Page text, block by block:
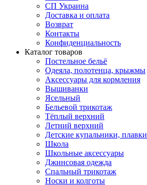
СП Украина
Доставка и оплата
Возврат
Контакты
Конфиденциальность
Каталог товаров
Постельное бельё
Одеяла, полотенца, крыжмы
Аксессуары для кормления
Вышиванки
Ясельный
Бельевой трикотаж
Тёплый верхний
Летний верхний
Детские купальники, плавки
Школа
Школьные аксессуары
Джинсовая одежда
Спальный трикотаж
Носки и колготы